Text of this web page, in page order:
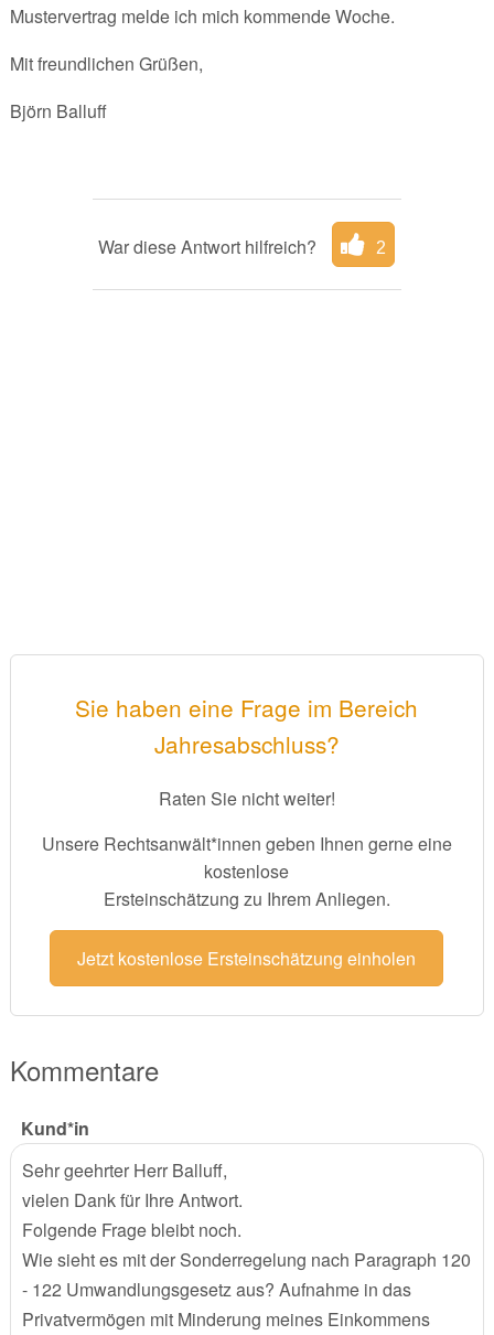
Mustervertrag melde ich mich kommende Woche.
Mit freundlichen Grüßen,
Björn Balluff
War diese Antwort hilfreich? 2
Sie haben eine Frage im Bereich
Jahresabschluss?
Raten Sie nicht weiter!
Unsere Rechtsanwält*innen geben Ihnen gerne eine
kostenlose
Ersteinschätzung zu Ihrem Anliegen.
Jetzt kostenlose Ersteinschätzung einholen
Kommentare
Kund*in
Sehr geehrter Herr Balluff,
vielen Dank für Ihre Antwort.
Folgende Frage bleibt noch.
Wie sieht es mit der Sonderregelung nach Paragraph 120
- 122 Umwandlungsgesetz aus? Aufnahme in das
Privatvermögen mit Minderung meines Einkommens